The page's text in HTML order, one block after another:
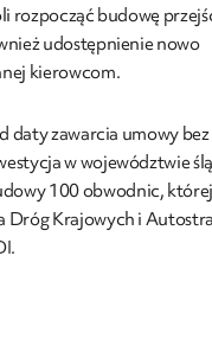
rozpocząć budowę
udostępnienie nowo
kierowcom.
daty zawarcia umowy bez
w województwie
100 obwodnic,
Dróg Krajowych i